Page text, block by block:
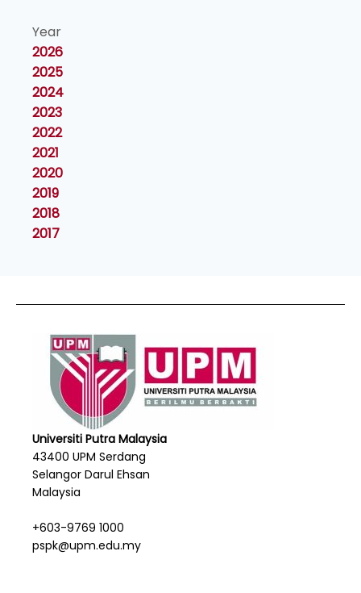
Year
2026
2025
2024
2023
2022
2021
2020
2019
2018
2017
Universiti Putra Malaysia
43400 UPM Serdang
Selangor Darul Ehsan
Malaysia
+603-9769 1000
pspk@upm.edu.my